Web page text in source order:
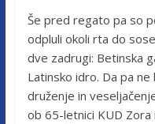
Še pred regato pa so
odpluli okoli rta do
dve zadrugi: Betinska
Latinsko idro. Da pa
druženje in
ob 65-letnici KUD